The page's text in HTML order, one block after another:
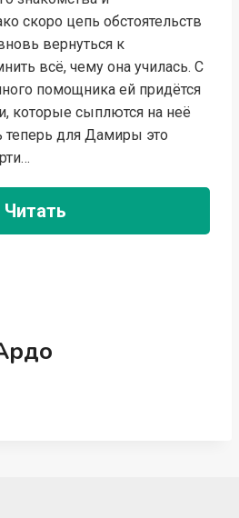
скоро цепь обстоятельств
вернуться к
всё, чему она училась. С
помощника ей придётся
которые сыплются на неё
теперь для Дамиры это
Читать